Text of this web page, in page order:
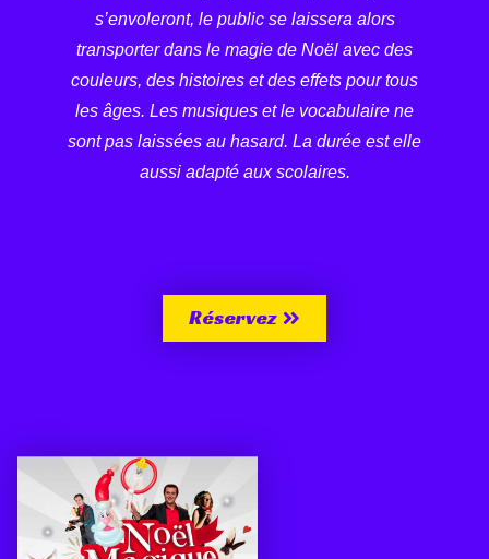
s’envoleront, le public se laissera alors
transporter dans le magie de Noël avec des
couleurs, des histoires et des effets pour tous
les âges. Les musiques et le vocabulaire ne
sont pas laissées au hasard. La durée est elle
aussi adapté aux scolaires.
Réservez